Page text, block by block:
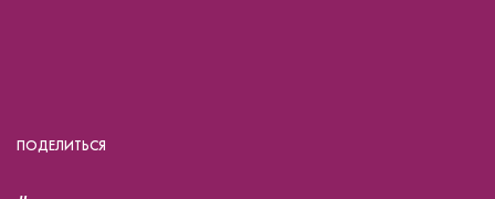
ПОДЕЛИТЬСЯ